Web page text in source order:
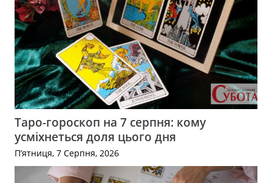
Таро-гороскоп на 7 серпня: кому
усміхнеться доля цього дня
П’ятниця, 7 Серпня, 2026